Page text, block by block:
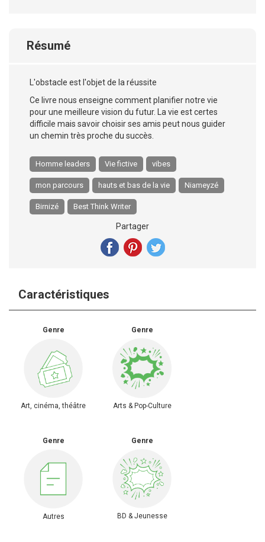
Résumé
L'obstacle est l'objet de la réussite
Ce livre nous enseigne comment planifier notre vie
pour une meilleure vision du futur. La vie est certes
difficile mais savoir choisir ses amis peut nous guider
un chemin très proche du succès.
Homme leaders Vie fictive vibes
mon parcours hauts et bas de la vie Niameyzé
Birnizé Best Think Writer
Partager
Caractéristiques
Genre
Art, cinéma, théâtre
Genre
Arts & Pop-Culture
Genre
Autres
Genre
BD & Jeunesse